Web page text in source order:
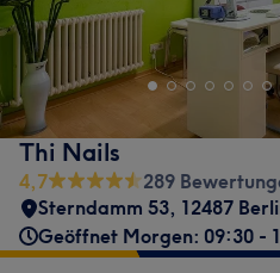
Thi Nails
4,7
289
Sterndamm 53, 12487
Geöffnet Morgen: 09:30 -